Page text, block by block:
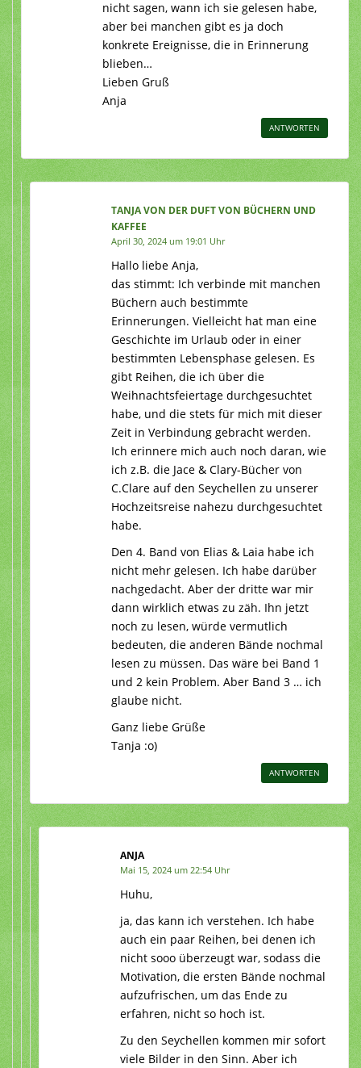
nicht sagen, wann ich sie gelesen habe,
aber bei manchen gibt es ja doch
konkrete Ereignisse, die in Erinnerung
blieben…
Lieben Gruß
Anja
ANTWORTEN
TANJA VON DER DUFT VON BÜCHERN UND
KAFFEE
April 30, 2024 um 19:01 Uhr
Hallo liebe Anja,
das stimmt: Ich verbinde mit manchen
Büchern auch bestimmte
Erinnerungen. Vielleicht hat man eine
Geschichte im Urlaub oder in einer
bestimmten Lebensphase gelesen. Es
gibt Reihen, die ich über die
Weihnachtsfeiertage durchgesuchtet
habe, und die stets für mich mit dieser
Zeit in Verbindung gebracht werden.
Ich erinnere mich auch noch daran, wie
ich z.B. die Jace & Clary-Bücher von
C.Clare auf den Seychellen zu unserer
Hochzeitsreise nahezu durchgesuchtet
habe.
Den 4. Band von Elias & Laia habe ich
nicht mehr gelesen. Ich habe darüber
nachgedacht. Aber der dritte war mir
dann wirklich etwas zu zäh. Ihn jetzt
noch zu lesen, würde vermutlich
bedeuten, die anderen Bände nochmal
lesen zu müssen. Das wäre bei Band 1
und 2 kein Problem. Aber Band 3 … ich
glaube nicht.
Ganz liebe Grüße
Tanja :o)
ANTWORTEN
ANJA
Mai 15, 2024 um 22:54 Uhr
Huhu,
ja, das kann ich verstehen. Ich habe
auch ein paar Reihen, bei denen ich
nicht sooo überzeugt war, sodass die
Motivation, die ersten Bände nochmal
aufzufrischen, um das Ende zu
erfahren, nicht so hoch ist.
Zu den Seychellen kommen mir sofort
viele Bilder in den Sinn. Aber ich